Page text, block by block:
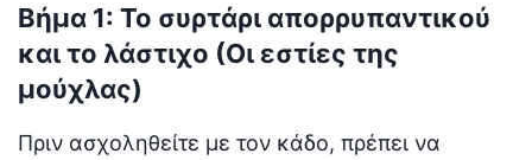
Βήμα 1: Το συρτάρι απορρυπαντικού
και το λάστιχο (Οι εστίες της
μούχλας)
Πριν ασχοληθείτε με τον κάδο, πρέπει να